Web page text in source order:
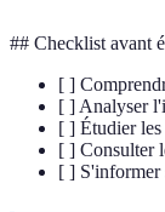
## Checklist avant
[ ]
[ ] Analyser
[ ] Étudier
[ ] Consulter
[ ] S'informer